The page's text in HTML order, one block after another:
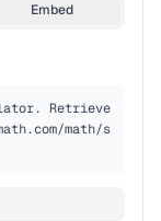
Embed
Retrieve
math/s